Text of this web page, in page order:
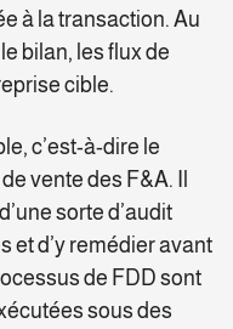
à la transaction. Au
bilan, les flux de
cible.
c’est-à-dire le
vente des F&A. Il
sorte d’audit
et d’y remédier avant
de FDD sont
sous des